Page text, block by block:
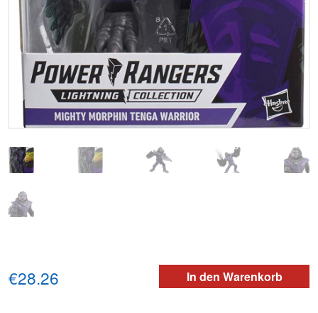
In den Warenkorb
€28.26